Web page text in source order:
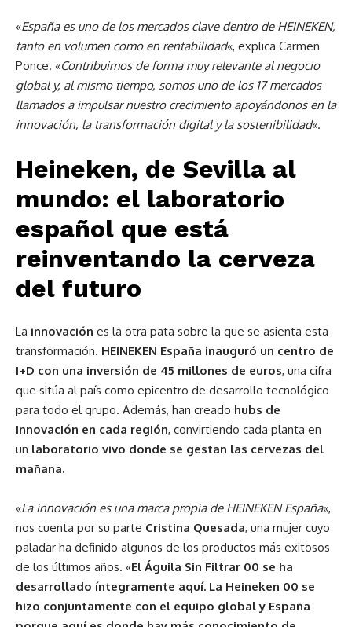
«España es uno de los mercados clave dentro de HEINEKEN,
tanto en volumen como en rentabilidad«, explica Carmen
Ponce. «Contribuimos de forma muy relevante al negocio
global y, al mismo tiempo, somos uno de los 17 mercados
llamados a impulsar nuestro crecimiento apoyándonos en la
innovación, la transformación digital y la sostenibilidad«.
Heineken, de Sevilla al
mundo: el laboratorio
español que está
reinventando la cerveza
del futuro
La innovación es la otra pata sobre la que se asienta esta
transformación. HEINEKEN España inauguró un centro de
I+D con una inversión de 45 millones de euros, una cifra
que sitúa al país como epicentro de desarrollo tecnológico
para todo el grupo. Además, han creado hubs de
innovación en cada región, convirtiendo cada planta en
un laboratorio vivo donde se gestan las cervezas del
mañana.
«La innovación es una marca propia de HEINEKEN España«,
nos cuenta por su parte Cristina Quesada, una mujer cuyo
paladar ha definido algunos de los productos más exitosos
de los últimos años. «El Águila Sin Filtrar 00 se ha
desarrollado íntegramente aquí. La Heineken 00 se
hizo conjuntamente con el equipo global y España